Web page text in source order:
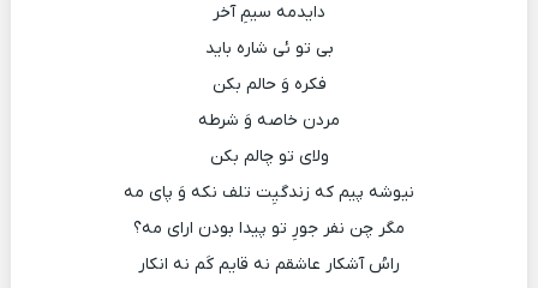
دایدمه سیمِ آخر
بی تو ئی شاره باید
فکره وَ حالم بکن
مردن خاصه وَ شرطه
ولای تو چالم بکن
نیوشه پیم که زندگیِت تلف نکه وَ پای مه
مگر چن نفر جورِ تو پیدا بودن ارای مه؟
راسُ آشکار عاشقم نه قایم کَم نه انکار